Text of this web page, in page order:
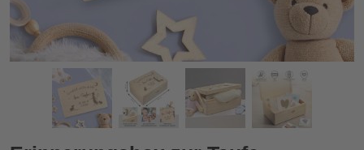
Erinnerungsbox zur Taufe - Personalisierte Memory Box
Zurück